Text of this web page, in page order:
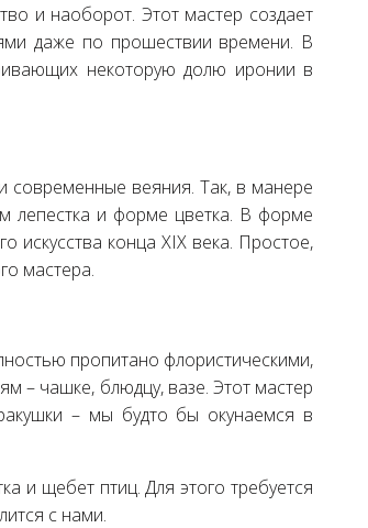
и наоборот. Этот мастер создает
даже по прошествии времени. В
некоторую долю иронии в
современные веяния. Так, в манере
лепестка и форме цветка. В форме
искусства конца XIX века. Простое,
мастера.
пропитано флористическими,
– чашке, блюдцу, вазе. Этот мастер
– мы будто бы окунаемся в
и щебет птиц. Для этого требуется
с нами.